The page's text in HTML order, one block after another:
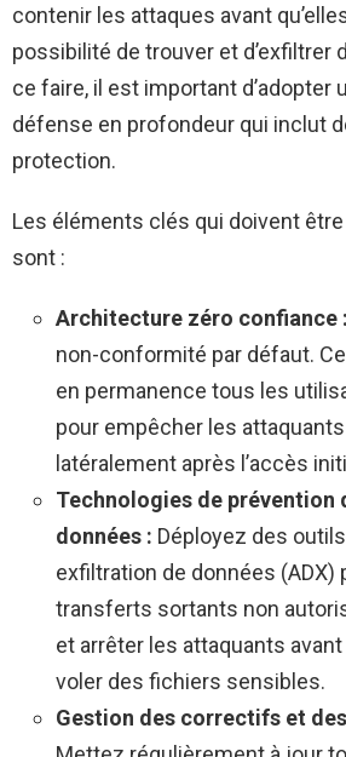
contenir les attaques avant
possibilité de trouver et d’exfiltrer
ce faire, il est important d’adopter
défense en profondeur qui inclut
protection.
Les éléments clés qui doivent
sont :
Architecture zéro confiance :
non-conformité par défaut.
en permanence tous les
pour empêcher les
latéralement après l’accès
Technologies de prévention
données : Déployez des
exfiltration de données (ADX)
transferts sortants non
et arrêter les attaquants
voler des fichiers sensibles.
Gestion des correctifs et